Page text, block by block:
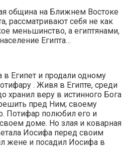
община на Ближнем Востоке
рассматривают себя не как
меньшинство, а египтянами,
Египта…
Египет и продали одному
. Живя в Египте, среди
хранил веру в истинного Бога
пред Ним; своему
Потифар полюбил его и
доме. Но злая и коварная
Иосифа перед своим
жене и посадил Иосифа в